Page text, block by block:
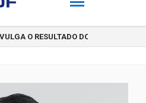
O RESULTADO DO CONCURSO